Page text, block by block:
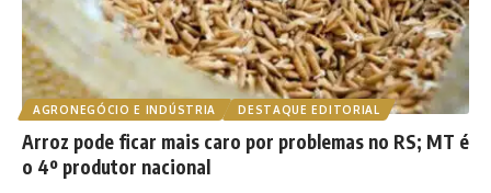
AGRONEGÓCIO E INDÚSTRIA DESTAQUE EDITORIAL
Arroz pode ficar mais caro por problemas no RS; MT é
o 4º produtor nacional